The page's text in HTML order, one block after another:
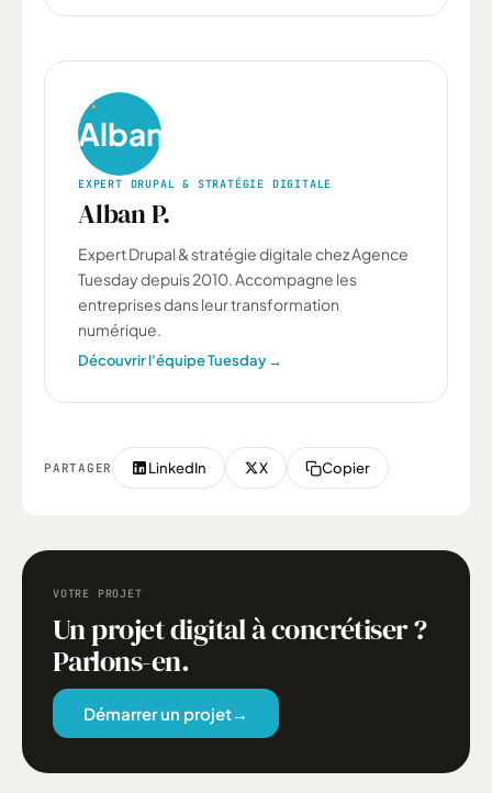
EXPERT DRUPAL & STRATÉGIE DIGITALE
Alban P.
Expert Drupal & stratégie digitale chez Agence
Tuesday depuis 2010. Accompagne les
entreprises dans leur transformation
numérique.
Découvrir l'équipe Tuesday →
PARTAGER LinkedIn
(nouvel
X
(nouvel
Copier
VOTRE PROJET
Un projet digital à concrétiser ?
Parlons-en.
Démarrer un projet→